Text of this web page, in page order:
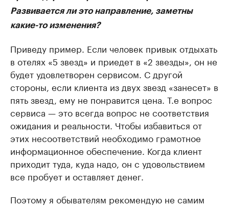
Развивается ли это направление, заметны
какие-то изменения?
Приведу пример. Если человек привык отдыхать
в отелях «5 звезд» и приедет в «2 звезды», он не
будет удовлетворен сервисом. С другой
стороны, если клиента из двух звезд «занесет» в
пять звезд, ему не понравится цена. Т.е вопрос
сервиса — это всегда вопрос не соответствия
ожидания и реальности. Чтобы избавиться от
этих несоответствий необходимо грамотное
информационное обеспечение. Когда клиент
приходит туда, куда надо, он с удовольствием
все пробует и оставляет денег.
Поэтому я обывателям рекомендую не самим